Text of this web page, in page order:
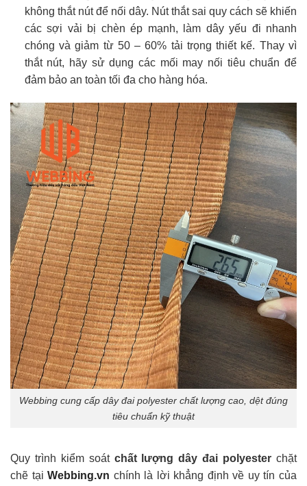
không thắt nút để nối dây. Nút thắt sai quy cách sẽ khiến
các sợi vải bị chèn ép mạnh, làm dây yếu đi nhanh
chóng và giảm từ 50 – 60% tải trọng thiết kế. Thay vì
thắt nút, hãy sử dụng các mối may nối tiêu chuẩn để
đảm bảo an toàn tối đa cho hàng hóa.
Webbing cung cấp dây đai polyester chất lượng cao, dệt đúng
tiêu chuẩn kỹ thuật
Quy trình kiểm soát chất lượng dây đai polyester chặt
chẽ tạiWebbing.vn chính là lời khẳng định về uy tín của